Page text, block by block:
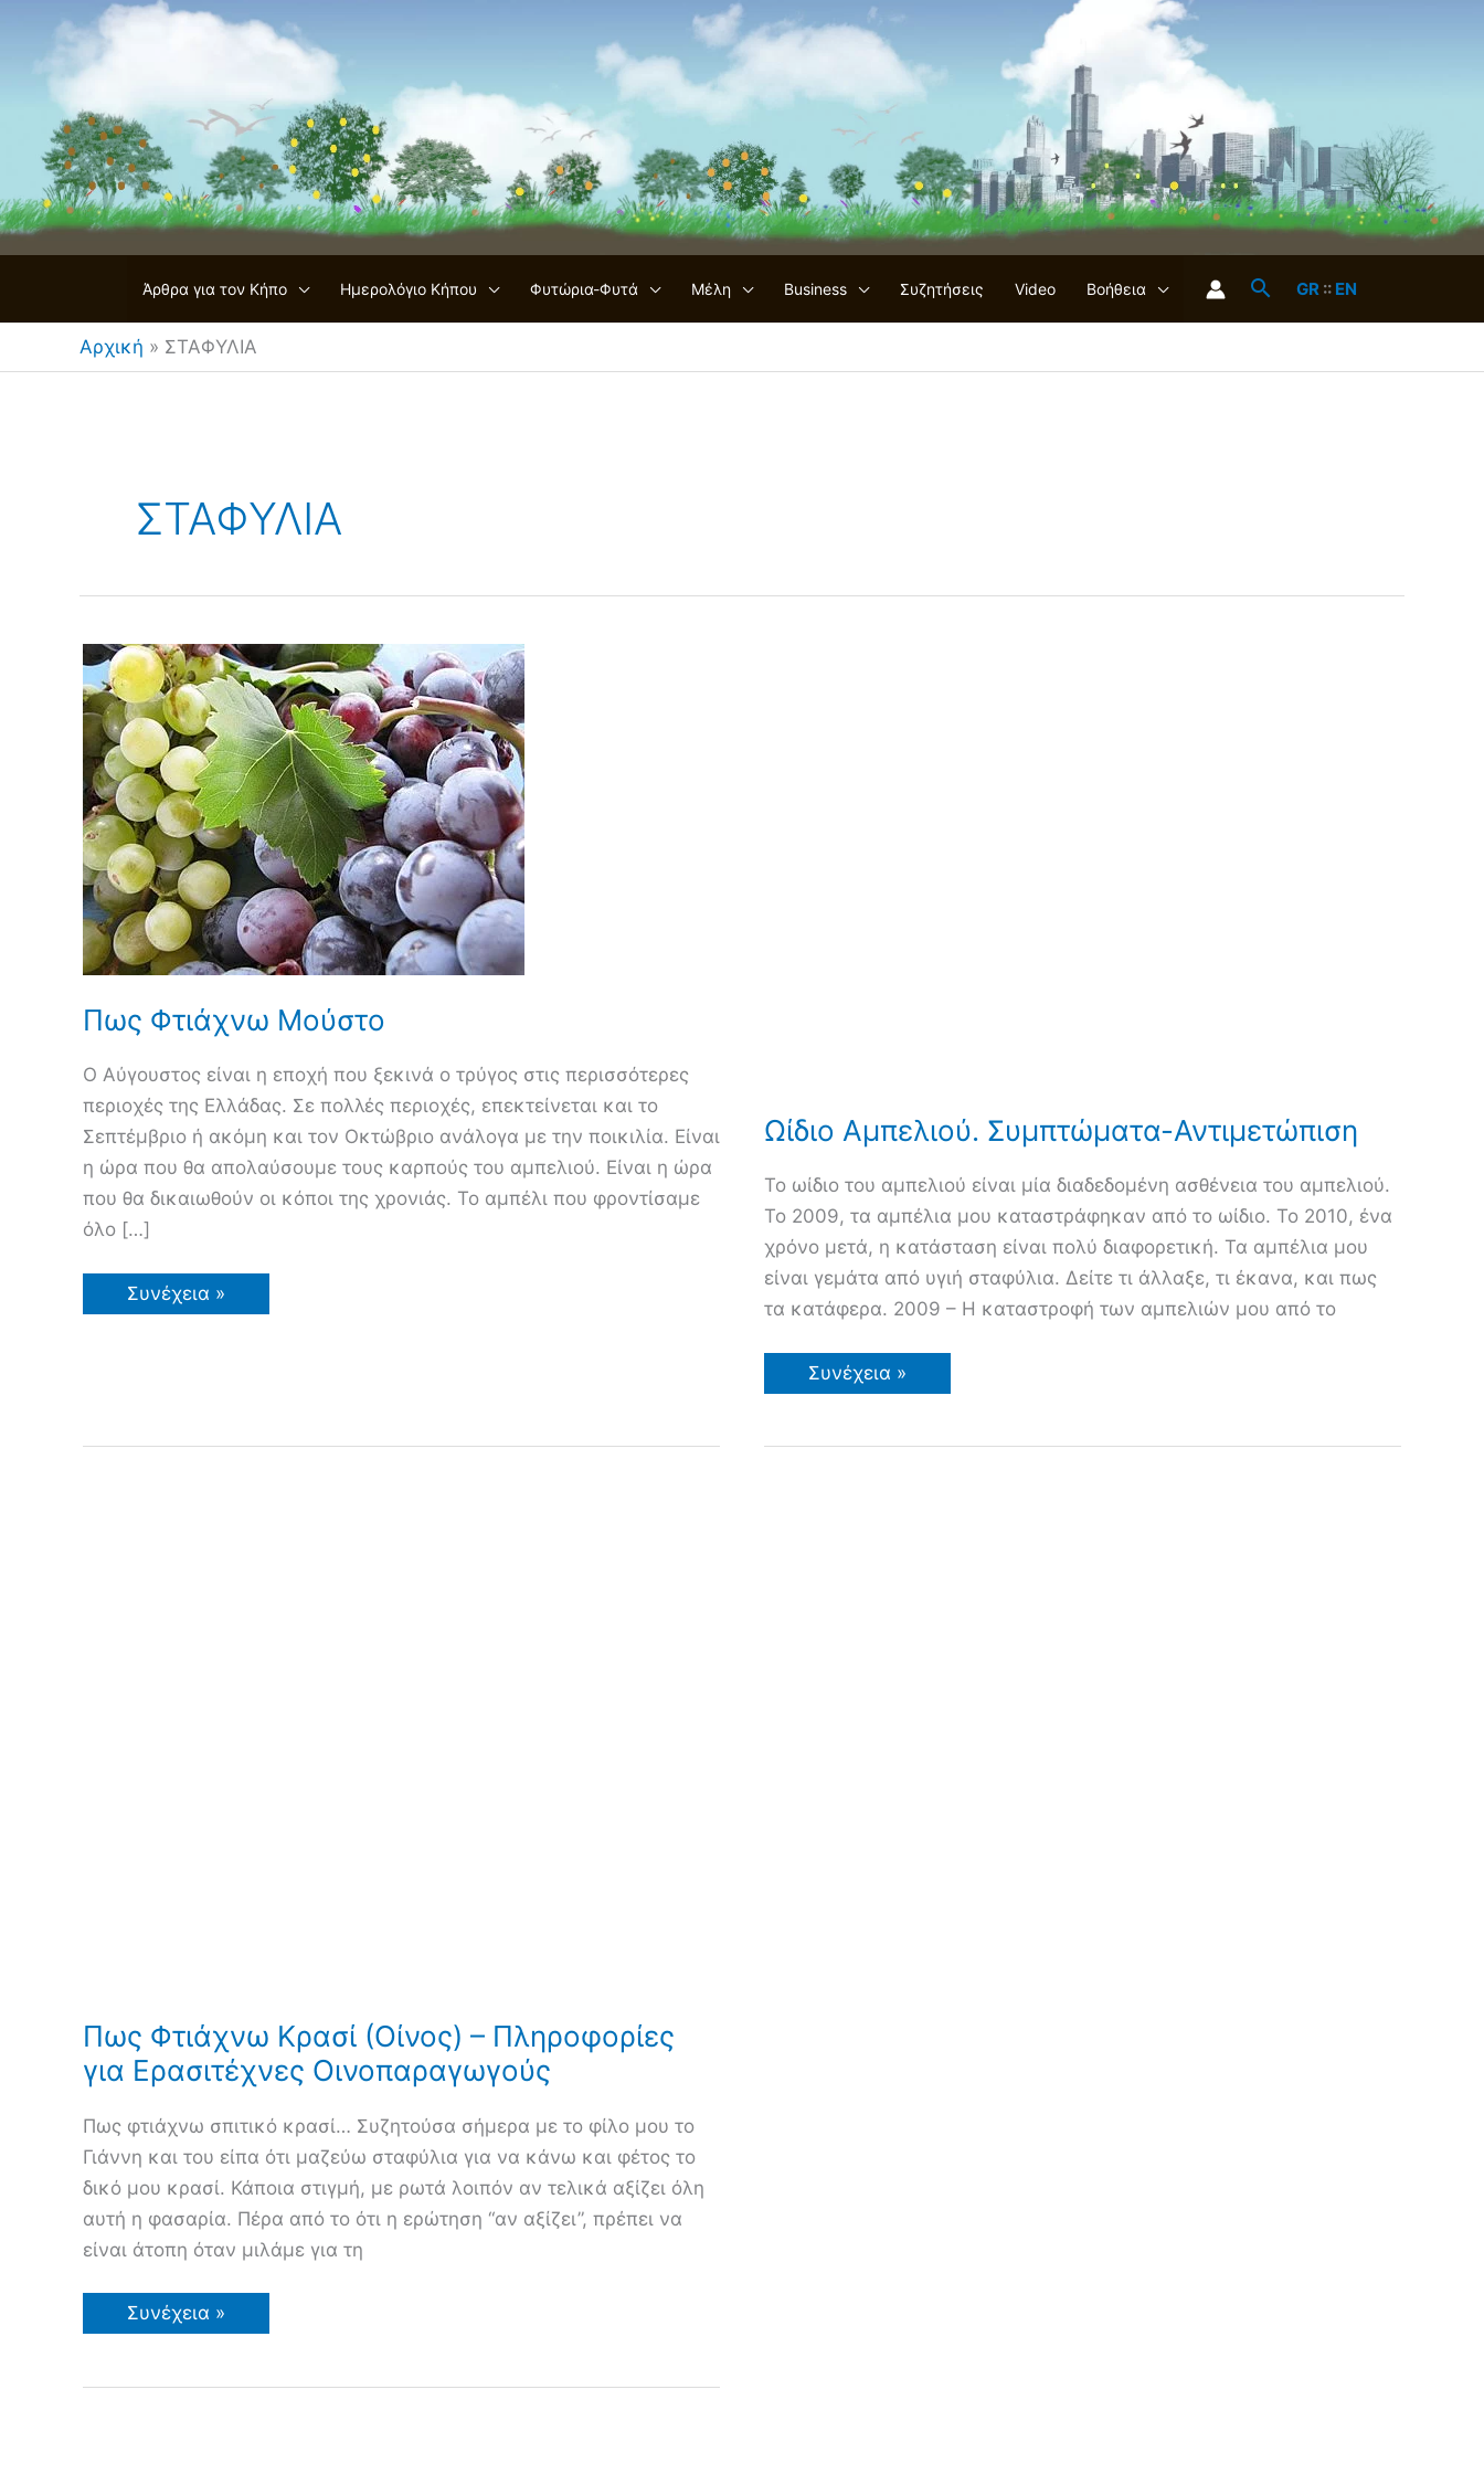
περιεχόμενο
Άρθρα για τον Κήπο Ημερολόγιο Κήπου Φυτώρια-Φυτά Μέλη Business Συζητήσεις Video Βοήθεια GR :: EN
Αρχική » ΣΤΑΦΥΛΙΑ
ΣΤΑΦΥΛΙΑ
Πως Φτιάχνω Μούστο
Ο Αύγουστος είναι η εποχή που ξεκινά ο τρύγος στις περισσότερες
περιοχές της Ελλάδας. Σε πολλές περιοχές, επεκτείνεται και το
Σεπτέμβριο ή ακόμη και τον Οκτώβριο ανάλογα με την ποικιλία. Είναι
η ώρα που θα απολαύσουμε τους καρπούς του αμπελιού. Είναι η ώρα
που θα δικαιωθούν οι κόποι της χρονιάς. Το αμπέλι που φροντίσαμε
όλο […]
Πως
Φτιάχνω
Συνέχεια »
Ωίδιο Αμπελιού. Συμπτώματα-Αντιμετώπιση
Το ωίδιο του αμπελιού είναι μία διαδεδομένη ασθένεια του αμπελιού.
Το 2009, τα αμπέλια μου καταστράφηκαν από το ωίδιο. Το 2010, ένα
χρόνο μετά, η κατάσταση είναι πολύ διαφορετική. Τα αμπέλια μου
είναι γεμάτα από υγιή σταφύλια. Δείτε τι άλλαξε, τι έκανα, και πως
τα κατάφερα. 2009 – Η καταστροφή των αμπελιών μου από το
Ωίδιο
Αμπελιού.
Συνέχεια »
Πως Φτιάχνω Κρασί (Οίνος) – Πληροφορίες
για Ερασιτέχνες Οινοπαραγωγούς
Πως φτιάχνω σπιτικό κρασί… Συζητούσα σήμερα με το φίλο μου το
Γιάννη και του είπα ότι μαζεύω σταφύλια για να κάνω και φέτος το
δικό μου κρασί. Κάποια στιγμή, με ρωτά λοιπόν αν τελικά αξίζει όλη
αυτή η φασαρία. Πέρα από το ότι η ερώτηση “αν αξίζει”, πρέπει να
είναι άτοπη όταν μιλάμε για τη
Πως
Φτιάχνω
–
Συνέχεια »